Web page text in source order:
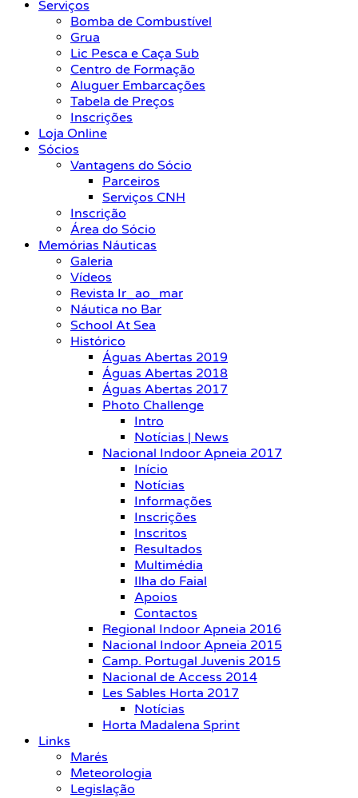
Serviços
Bomba de Combustível
Grua
Lic Pesca e Caça Sub
Centro de Formação
Aluguer Embarcações
Tabela de Preços
Inscrições
Loja Online
Sócios
Vantagens do Sócio
Parceiros
Serviços CNH
Inscrição
Área do Sócio
Memórias Náuticas
Galeria
Vídeos
Revista Ir_ao_mar
Náutica no Bar
School At Sea
Histórico
Águas Abertas 2019
Águas Abertas 2018
Águas Abertas 2017
Photo Challenge
Intro
Notícias | News
Nacional Indoor Apneia 2017
Início
Notícias
Informações
Inscrições
Inscritos
Resultados
Multimédia
Ilha do Faial
Apoios
Contactos
Regional Indoor Apneia 2016
Nacional Indoor Apneia 2015
Camp. Portugal Juvenis 2015
Nacional de Access 2014
Les Sables Horta 2017
Notícias
Horta Madalena Sprint
Links
Marés
Meteorologia
Legislação